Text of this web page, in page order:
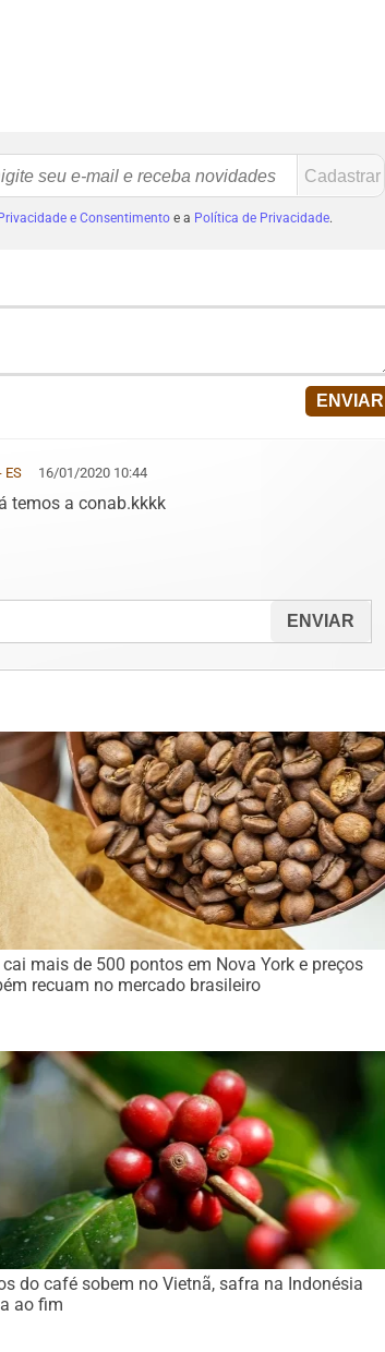
e Consentimentoe a Política de Privacidade.
ES 16/01/2020 10:44
temos a conab.kkkk
cai mais de 500 pontos em Nova York e preços
recuam no mercado brasileiro
do café sobem no Vietnã, safra na Indonésia
ao fim